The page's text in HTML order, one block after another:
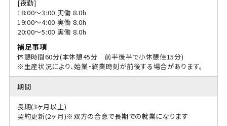
[夜勤]
18:00〜3:00 実働 8.0h
19:00〜4:00 実働 8.0h
20:00〜5:00 実働 8.0h
補足事項
休憩時間60分(本休憩45分 前半後半で小休憩佳15分)
※生産状況により、始業・終業時刻が前後する場合があります。
期間
長期(3ヶ月以上)
契約更新(2ヶ月)※双方の合意で長期での就業になります